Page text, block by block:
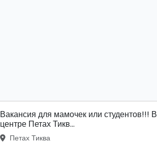
Вакансия для мамочек или студентов!!! В
центре Петах Тикв...
Петах Тиква